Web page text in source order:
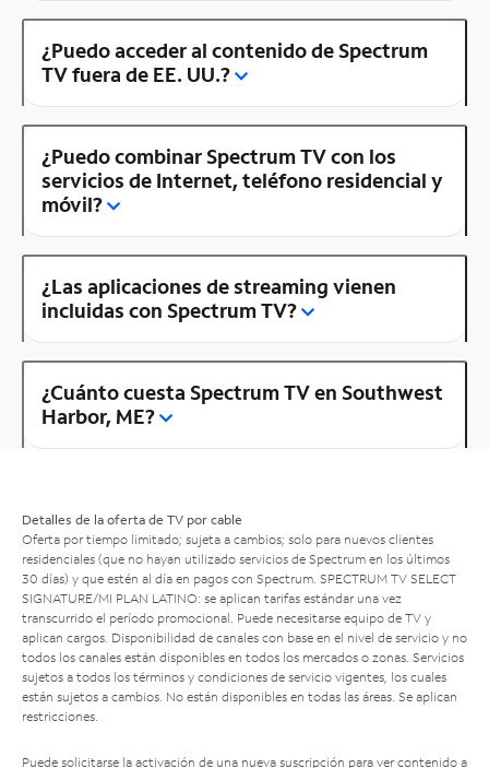
¿Puedo acceder al contenido de Spectrum
TV fuera de EE. UU.?
¿Puedo combinar Spectrum TV con los
servicios de Internet, teléfono residencial y
móvil?
¿Las aplicaciones de streaming vienen
incluidas con Spectrum TV?
¿Cuánto cuesta Spectrum TV en Southwest
Harbor, ME?
Detalles de la oferta de TV por cable
Oferta por tiempo limitado; sujeta a cambios; solo para nuevos clientes
residenciales (que no hayan utilizado servicios de Spectrum en los últimos
30 días) y que estén al día en pagos con Spectrum. SPECTRUM TV SELECT
SIGNATURE/MI PLAN LATINO: se aplican tarifas estándar una vez
transcurrido el período promocional. Puede necesitarse equipo de TV y
aplican cargos. Disponibilidad de canales con base en el nivel de servicio y no
todos los canales están disponibles en todos los mercados o zonas. Servicios
sujetos a todos los términos y condiciones de servicio vigentes, los cuales
están sujetos a cambios. No están disponibles en todas las áreas. Se aplican
restricciones.
Puede solicitarse la activación de una nueva suscripción para ver contenido a